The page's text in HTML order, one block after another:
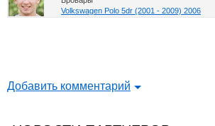
Volkswagen Polo 5dr (2001 - 2009) 2006
Добавить комментарий